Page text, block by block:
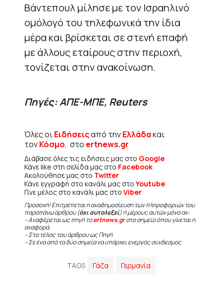
Βάντεπουλ μίλησε με τον Ισραηλινό
ομόλογό του τηλεφωνικά την ίδια
μέρα και βρίσκεται σε στενή επαφή
με άλλους εταίρους στην περιοχή,
τονίζεται στην ανακοίνωση.
Πηγές: ΑΠΕ-ΜΠΕ, Reuters
Όλες οιΕιδήσειςαπό τηνΕλλάδακαι
τονΚόσμο, στο ertnews.gr
Διάβασε όλες τις ειδήσεις μας στο Google
Κάνε like στη σελίδα μας στο Facebook
Ακολούθησε μας στο Twitter
Κάνε εγγραφή στο κανάλι μας στοYoutube
Γίνε μέλος στο κανάλι μας στο Viber
Προσοχή! Επιτρέπεται η αναδημοσίευση των πληροφοριών του
παραπάνω άρθρου (όχι αυτολεξεί) ή μέρους αυτών μόνο αν:
– Αναφέρεται ως πηγή τοertnews.grστο σημείο όπου γίνεται η
αναφορά.
– Στο τέλος του άρθρου ως Πηγή
– Σε ένα από τα δύο σημεία να υπάρχει ενεργός σύνδεσμος
TAGS Γάζα Γερμανία